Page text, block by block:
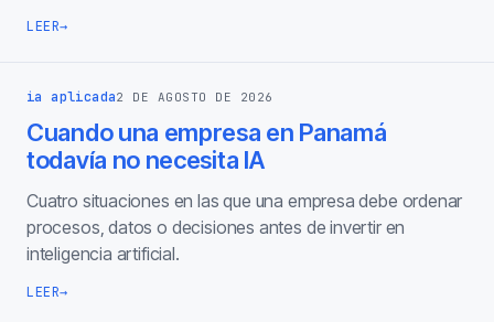
LEER→
ia aplicada2 DE AGOSTO DE 2026
Cuando una empresa en Panamá
todavía no necesita IA
Cuatro situaciones en las que una empresa debe ordenar
procesos, datos o decisiones antes de invertir en
inteligencia artificial.
LEER→